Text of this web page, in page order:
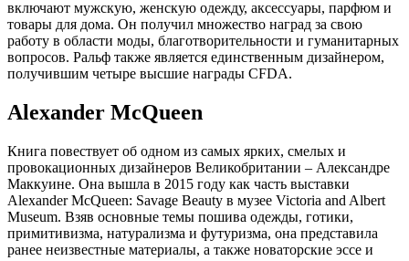
включают мужскую, женскую одежду, аксессуары, парфюм и
товары для дома. Он получил множество наград за свою
работу в области моды, благотворительности и гуманитарных
вопросов. Ральф также является единственным дизайнером,
получившим четыре высшие награды CFDA.
Alexander McQueen
Книга повествует об одном из самых ярких, смелых и
провокационных дизайнеров Великобритании – Александре
Маккуине. Она вышла в 2015 году как часть выставки
Alexander McQueen: Savage Beauty в музее Victoria and Albert
Museum. Взяв основные темы пошива одежды, готики,
примитивизма, натурализма и футуризма, она представила
ранее неизвестные материалы, а также новаторские эссе и